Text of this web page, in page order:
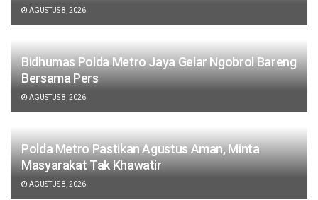
AGUSTUS 8, 2026
Bidhumas Polda Metro Jaya Gelar Ngobrol Bareng
Bersama Pers
AGUSTUS 8, 2026
Polda Metro Pastikan Agustus Aman, Minta
Masyarakat Tak Khawatir
AGUSTUS 8, 2026